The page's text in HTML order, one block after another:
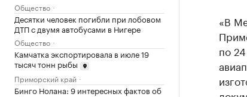
Общество
Десятки человек погибли при лобовом
ДТП с двумя автобусами в Нигере
Общество
Камчатка экспортировала в июле 19
тысяч тонн рыбы
Приморский край
Бинго Нолана: 9 интересных фактов об
«В
по